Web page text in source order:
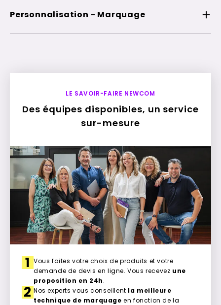
Personnalisation - Marquage
LE SAVOIR-FAIRE NEWCOM
Des équipes disponibles, un service
sur-mesure
1 Vous faites votre choix de produits et votre
demande de devis en ligne. Vous recevez une
proposition en 24h.
2 Nos experts vous conseillent la meilleure
technique de marquage en fonction de la